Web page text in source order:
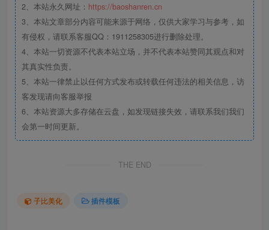
2、本站永久网址： https://baoshanren.cn
3、本站文章部分内容可能来源于网络，仅供大家学习与参考，如
有侵权，请联系客服QQ：1911258305进行删除处理。
4、本站一切资源不代表本站立场，并不代表本站赞同其观点和对
其真实性负责。
5、本站一律禁止以任何方式发布或转载任何违法的相关信息，访
客发现请向客服举报
6、本站资源大多存储在云盘，如发现链接失效，请联系我们我们
会第一时间更新。
THE END
子比美化 插件模板